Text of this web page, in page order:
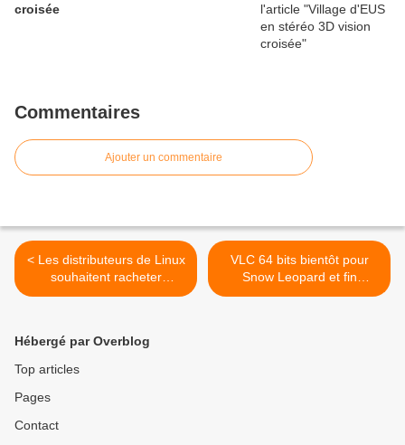
croisée
Commentaires
Ajouter un commentaire
< Les distributeurs de Linux
souhaitent racheter
d'anciens brevets de
VLC 64 bits bientôt pour
Snow Leopard et fin
d'année pour Windows >
Hébergé par Overblog
Top articles
Pages
Contact